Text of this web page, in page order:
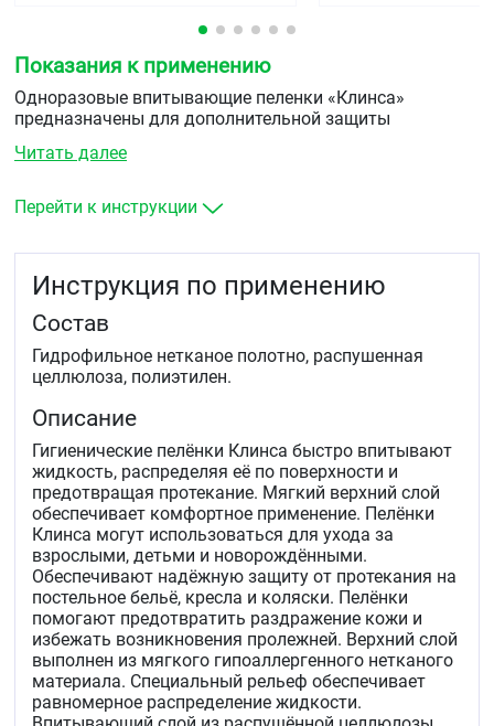
Показания к применению
Одноразовые впитывающие пеленки «Клинса»
предназначены для дополнительной защиты
протекания. Пеленки также используются для
облегчают уход за лежачими больными, позволяя им
Читать далее
Перейти к инструкции
Инструкция по применению
Состав
Гидрофильное нетканое полотно, распушенная
целлюлоза, полиэтилен.
Описание
Гигиенические пелёнки Клинса быстро впитывают
жидкость, распределяя её по поверхности и
предотвращая протекание. Мягкий верхний слой
обеспечивает комфортное применение. Пелёнки
Клинса могут использоваться для ухода за
взрослыми, детьми и новорождёнными.
Обеспечивают надёжную защиту от протекания на
постельное бельё, кресла и коляски. Пелёнки
помогают предотвратить раздражение кожи и
избежать возникновения пролежней. Верхний слой
выполнен из мягкого гипоаллергенного нетканого
материала. Специальный рельеф обеспечивает
равномерное распределение жидкости.